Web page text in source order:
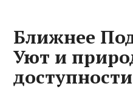
Ближнее
Уют и
доступности